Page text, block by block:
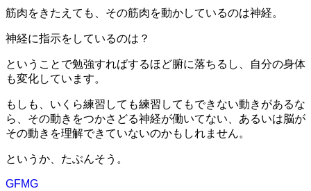
筋肉をきたえても、その筋肉を動かしているのは神経。
神経に指示をしているのは？
ということで勉強すればするほど腑に落ちるし、自分の身体
も変化しています。
もしも、いくら練習しても練習してもできない動きがあるな
ら、その動きをつかさどる神経が働いてない、あるいは脳が
その動きを理解できていないのかもしれません。
というか、たぶんそう。
GFMG